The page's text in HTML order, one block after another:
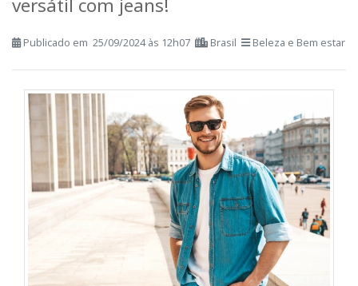
Aprenda a montar o look all jeans
masculino ideal para qualquer ocasião.
Dicas práticas para um visual estiloso e
versátil com jeans!
Publicado em 25/09/2024 às 12h07 Brasil Beleza e Bem estar